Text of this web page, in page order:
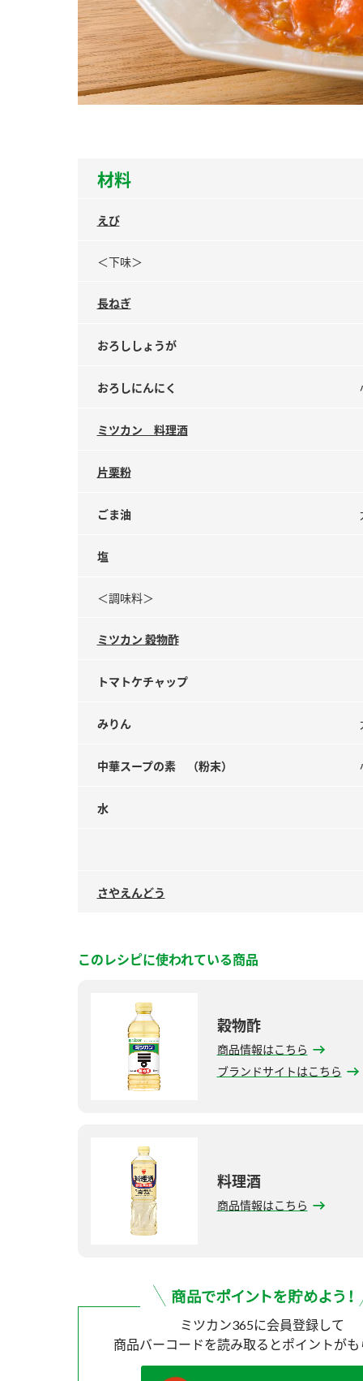
材料
えび
＜下味＞
長ねぎ
おろししょうが
おろしにんにく
ミツカン 料理酒
片栗粉
ごま油
塩
＜調味料＞
ミツカン 穀物酢
トマトケチャップ
みりん
中華スープの素 （粉末）
水
さやえんどう
このレシピに使われている商品
穀物酢
商品情報はこちら
ブランドサイトはこちら
料理酒
商品情報はこちら
ミツカン365に会員登録して
商品バーコードを読み取ると ポイントが